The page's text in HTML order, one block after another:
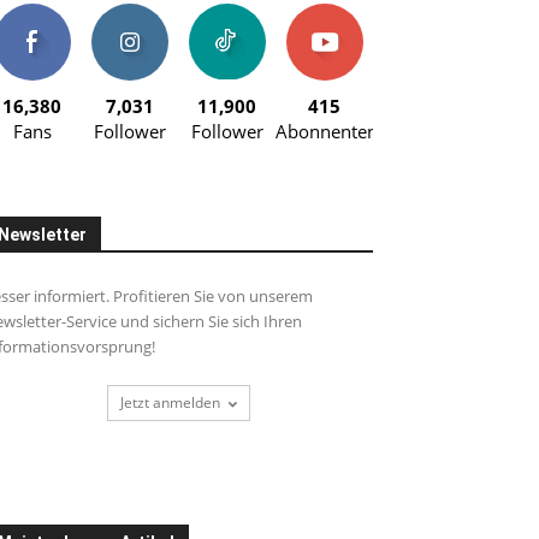
16,380
Fans
7,031
Follower
11,900
Follower
415
Abonnenten
Newsletter
informiert. Profitieren Sie von unserem
Service und sichern Sie sich Ihren
Jetzt anmelden